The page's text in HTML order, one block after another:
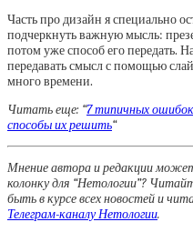
Часть про дизайн я специально
подчеркнуть важную мысль:
потом уже способ его передать.
передавать смысл с помощью
много времени.
Читать еще: “7 типичных
способы их решить“
Мнение автора и редакции
колонку для “Нетологии”?
быть в курсе всех новостей и
Телеграм-каналу Нетологии.